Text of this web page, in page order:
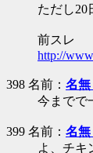
ただし20
前スレ
http://
398 名前： 名無
今までで
399 名前： 名無
よ、チキ